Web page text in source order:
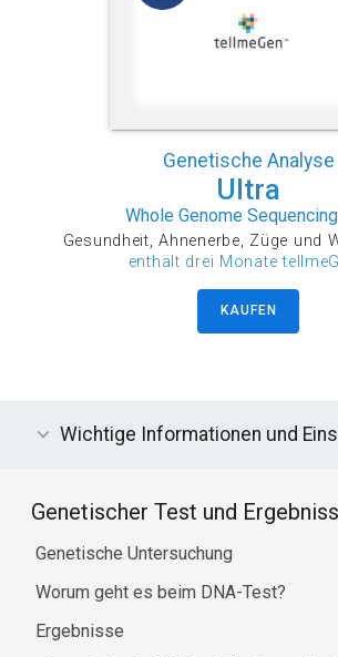
Genetische Analyse
Ultra
Whole Genome
Gesundheit, Ahnenerbe, Züge und
enthält drei Monate
KAUFEN
Wichtige Informationen und
Genetischer Test und
Genetische Untersuchung
Worum geht es beim DNA-Test?
Ergebnisse